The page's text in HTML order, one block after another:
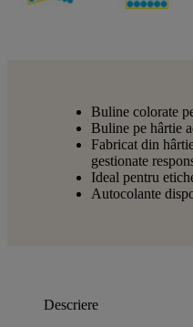
Buline colorate
Buline pe hârtie
Fabricat din
gestionate
Ideal pentru
Autocolante
Descriere